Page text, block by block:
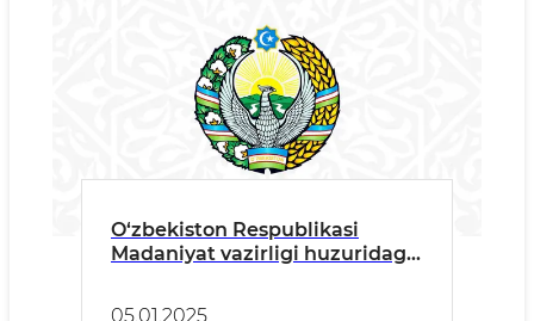
O‘zbekiston Respublikasi
Madaniyat vazirligi huzuridagi
05.01.2025